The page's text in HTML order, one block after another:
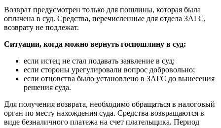
Возврат предусмотрен только для пошлины, которая была
оплачена в суд. Средства, перечисленные для отдела ЗАГС,
возврату не подлежат.
Ситуации, когда можно вернуть госпошлину в суд:
если истец не стал подавать заявление в суд;
если стороны урегулировали вопрос добровольно;
если отцовства было установлено в ЗАГС до вынесения
решения суда.
Для получения возврата, необходимо обращаться в налоговый
орган по месту нахождения суда. Средства возвращаются в
виде безналичного платежа на счет плательщика. Период